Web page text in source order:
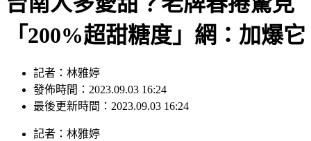
「200%超甜糖度」網：加爆它
發佈時間：2023.09.03 16:24
最後更新時間：2023.09.03 16:24
發佈時間：2023.09.03 16:24